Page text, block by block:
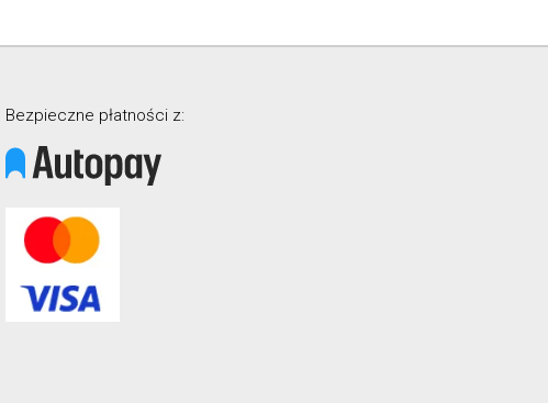
Bezpieczne płatności z: